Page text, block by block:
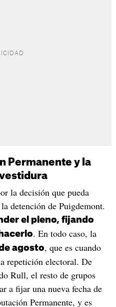
Permanente y la
la decisión que pueda
detención de Puigdemont.
el pleno, fijando
. En todo caso, la
agosto, que es cuando
repetición electoral. De
Rull, el resto de grupos
a fijar una nueva fecha de
Permanente, y es